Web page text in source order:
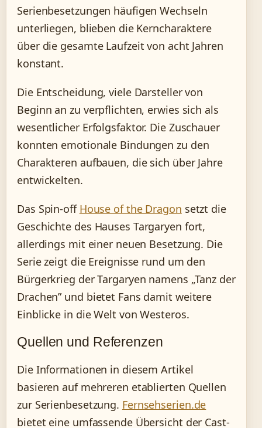
Serienbesetzungen häufigen Wechseln
unterliegen, blieben die Kerncharaktere
über die gesamte Laufzeit von acht Jahren
konstant.
Die Entscheidung, viele Darsteller von
Beginn an zu verpflichten, erwies sich als
wesentlicher Erfolgsfaktor. Die Zuschauer
konnten emotionale Bindungen zu den
Charakteren aufbauen, die sich über Jahre
entwickelten.
Das Spin-off House of the Dragon setzt die
Geschichte des Hauses Targaryen fort,
allerdings mit einer neuen Besetzung. Die
Serie zeigt die Ereignisse rund um den
Bürgerkrieg der Targaryen namens „Tanz der
Drachen” und bietet Fans damit weitere
Einblicke in die Welt von Westeros.
Quellen und Referenzen
Die Informationen in diesem Artikel
basieren auf mehreren etablierten Quellen
zur Serienbesetzung. Fernsehserien.de
bietet eine umfassende Übersicht der Cast-